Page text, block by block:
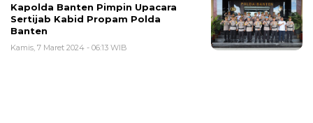
Kapolda Banten Pimpin Upacara
Sertijab Kabid Propam Polda
Banten
Kamis, 7 Maret 2024 - 06:13 WIB